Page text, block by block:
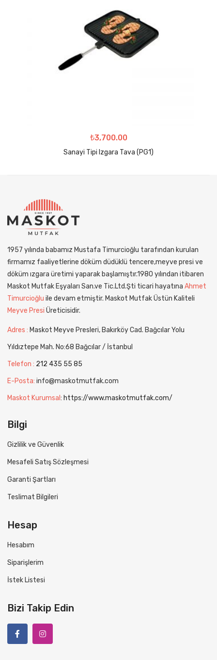
₺3,700.00
Sanayi Tipi Izgara Tava (PG1)
1957 yılında babamız Mustafa Timurcioğlu tarafından kurulan
firmamız faaliyetlerine döküm düdüklü tencere,meyve presi ve
döküm ızgara üretimi yaparak başlamıştır.1980 yılından itibaren
Maskot Mutfak Eşyaları San.ve Tic.Ltd.Şti ticari hayatına Ahmet
Timurcioğlu ile devam etmiştir. Maskot Mutfak Üstün Kaliteli
Meyve Presi Üreticisidir.
Adres : Maskot Meyve Presleri, Bakırköy Cad. Bağcılar Yolu
Yıldıztepe Mah. No:68 Bağcılar / İstanbul
Telefon : 212 435 55 85
E-Posta: info@maskotmutfak.com
Maskot Kurumsal : https://www.maskotmutfak.com/
Bilgi
Gizlilik ve Güvenlik
Mesafeli Satış Sözleşmesi
Garanti Şartları
Teslimat Bilgileri
Hesap
Hesabım
Siparişlerim
İstek Listesi
Bizi Takip Edin